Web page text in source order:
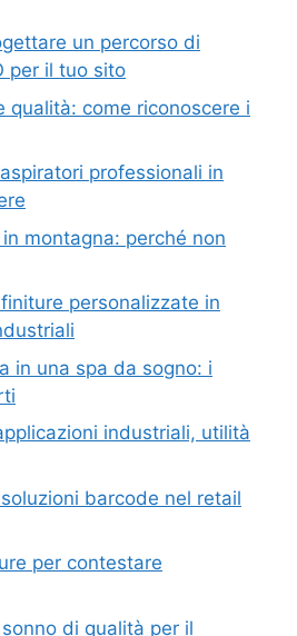
un percorso di
per il tuo sito
qualità: come riconoscere i
professionali in
montagna: perché non
personalizzate in
in una spa da sogno: i
industriali, utilità
barcode nel retail
per contestare
di qualità per il